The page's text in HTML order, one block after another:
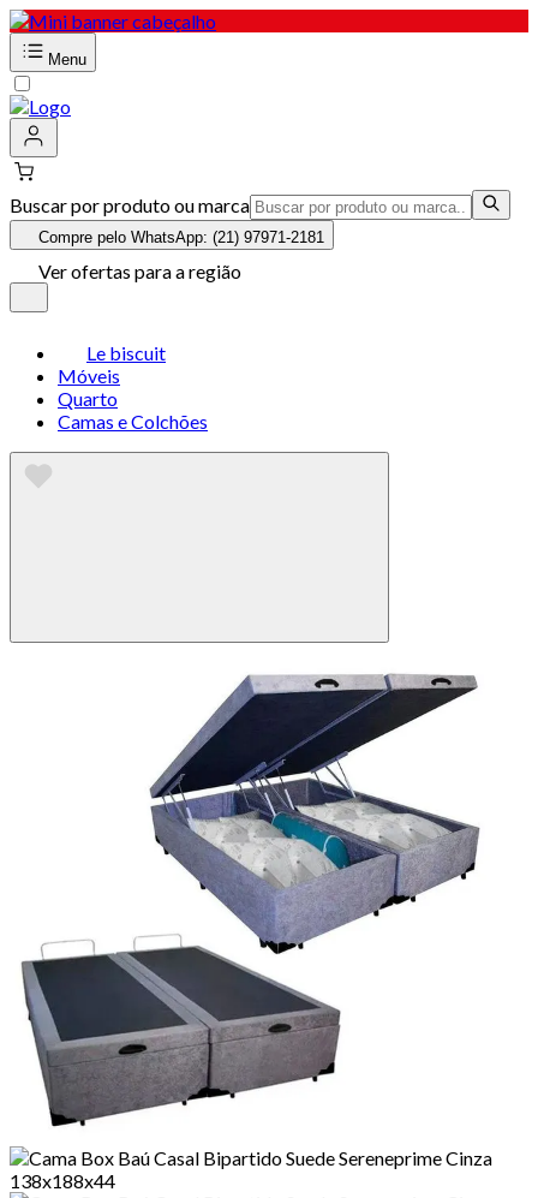
Menu
Buscar por produto ou marca
Compre pelo WhatsApp: (21) 97971-2181
Ver ofertas para a região
Le biscuit
Móveis
Quarto
Camas e Colchões